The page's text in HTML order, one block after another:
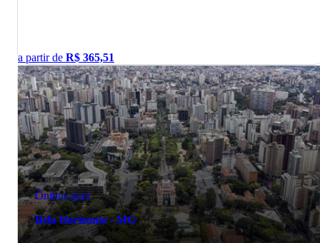
a partir de R$ 365,51
Ônibus para
Belo Horizonte - MG